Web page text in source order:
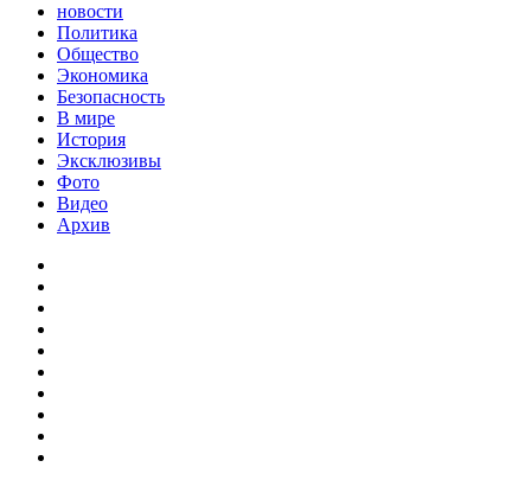
новости
Политика
Общество
Экономика
Безопасность
В мире
История
Эксклюзивы
Фото
Видео
Архив